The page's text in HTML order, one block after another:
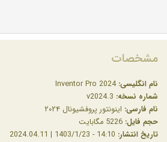
مشخصات
نام انگلیسی: Inventor Pro 2024
شماره نسخه:
نام فارسی: اینونتور پروفشیونال ۲۰۲۴
حجم فایل:
تاریخ انتشار: